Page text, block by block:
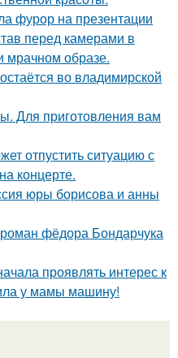
фурор на презентации
перед камерами в
мрачном образе.
во владимирской
Для приготовления вам
отпустить ситуацию с
концерте.
юры борисова и анны
фёдора Бондарчука
проявлять интерес к
у мамы машину!